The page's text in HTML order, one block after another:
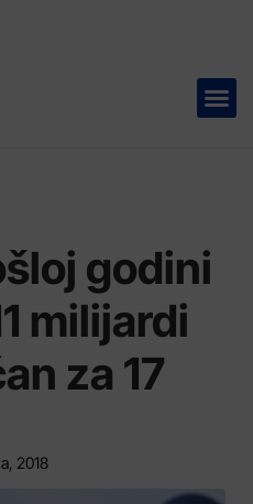
godini
milijardi
za 17
2018